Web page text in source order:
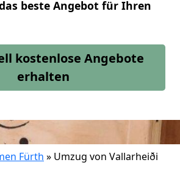
beste Angebot für Ihren
kostenlose Angebote
erhalten
Fürth » Umzug von Vallarheiði